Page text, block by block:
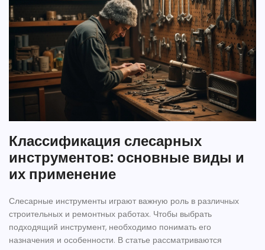
Классификация слесарных
инструментов: основные виды и
их применение
Слесарные инструменты играют важную роль в различных
строительных и ремонтных работах. Чтобы выбрать
подходящий инструмент, необходимо понимать его
назначения и особенности. В статье рассматриваются